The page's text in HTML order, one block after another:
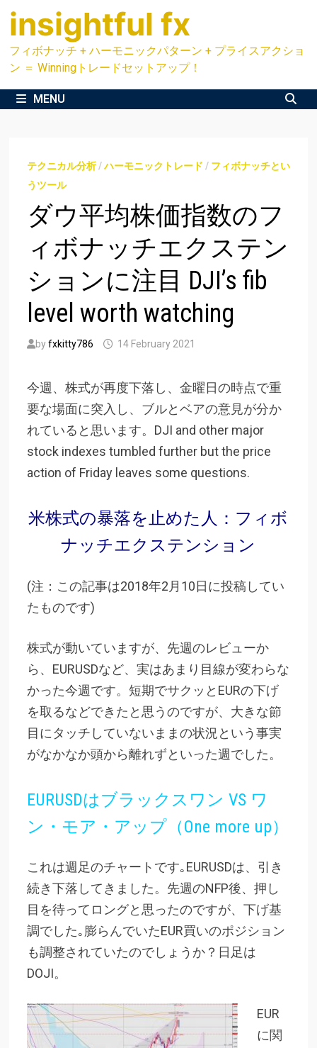
Skip
content
insightful fx
フィボナッチ + ハーモニックパターン + プライスアクショ
ン ＝ Winningトレードセットアップ！
MENU
テクニカル分析/ハーモニックトレード / フィボナッチとい
うツール
ダウ平均株価指数のフ
ィボナッチエクステン
ションに注目 DJI’s fib
level worth watching
byfxkitty786 14 February 2021
今週、株式が再度下落し、金曜日の時点で重
要な場面に突入し、ブルとベアの意見が分か
れていると思います。DJI and other major
stock indexes tumbled further but the price
action of Friday leaves some questions.
米株式の暴落を止めた人：フィボ
ナッチエクステンション
(注：この記事は2018年2月10日に投稿してい
たものです)
株式が動いていますが、先週のレビューか
ら、EURUSDなど、実はあまり目線が変わらな
かった今週です。短期でサクッとEURの下げ
を取るなどできたと思うのですが、大きな節
目にタッチしていないままの状況という事実
がなかなか頭から離れずといった週でした。
EURUSDはブラックスワン VS ワ
ン・モア・アップ（One more up）
これは週足のチャートです｡EURUSDは、引き
続き下落してきました。先週のNFP後、押し
目を待ってロングと思ったのですが、下げ基
調でした｡膨らんでいたEUR買いのポジション
も調整されていたのでしょうか？日足は
DOJI。
EUR
に関